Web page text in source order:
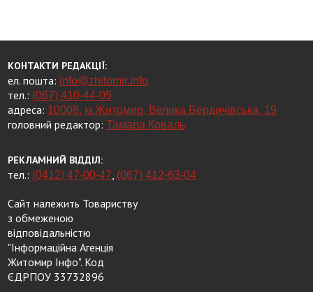
КОНТАКТИ РЕДАКЦІЇ:
ел. пошта: info@zhitomir.info
тел.: (067) 410-44-05
адреса: 10008, м.Житомир, Велика Бердичівська, 19
головний редактор:Тамара Коваль
РЕКЛАМНИЙ ВІДДІЛ:
тел.: (0412) 47-00-47 (067) 412-63-04
Сайт належить Товариству
з обмеженою
відповідальністю
"Інформаційна Агенція
Житомир Інфо". Код
ЄДРПОУ 33732896